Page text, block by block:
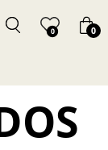
0 0